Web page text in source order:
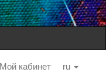
ru
Мой кабинет